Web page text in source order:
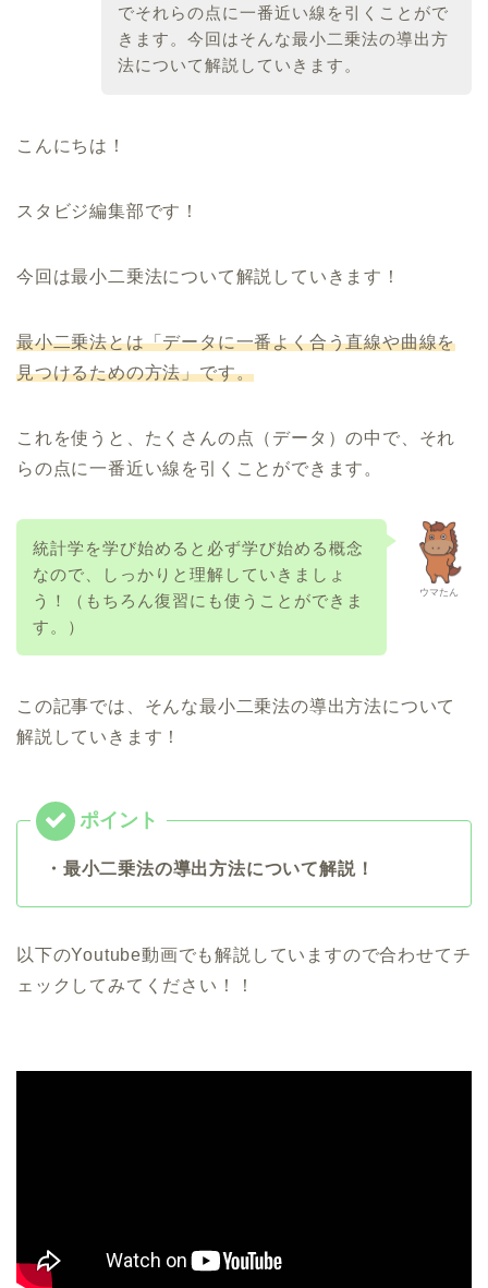
でそれらの点に一番近い線を引くことがで
きます。今回はそんな最小二乗法の導出方
法について解説していきます。
こんにちは！
スタビジ編集部です！
今回は最小二乗法について解説していきます！
最小二乗法とは「データに一番よく合う直線や曲線を
見つけるための方法」です。
これを使うと、たくさんの点（データ）の中で、それ
らの点に一番近い線を引くことができます。
ウマたん
統計学を学び始めると必ず学び始める概念
なので、しっかりと理解していきましょ
う！（もちろん復習にも使うことができま
す。）
この記事では、そんな最小二乗法の導出方法について
解説していきます！
・最小二乗法の導出方法について解説！
以下のYoutube動画でも解説していますので合わせてチ
ェックしてみてください！！